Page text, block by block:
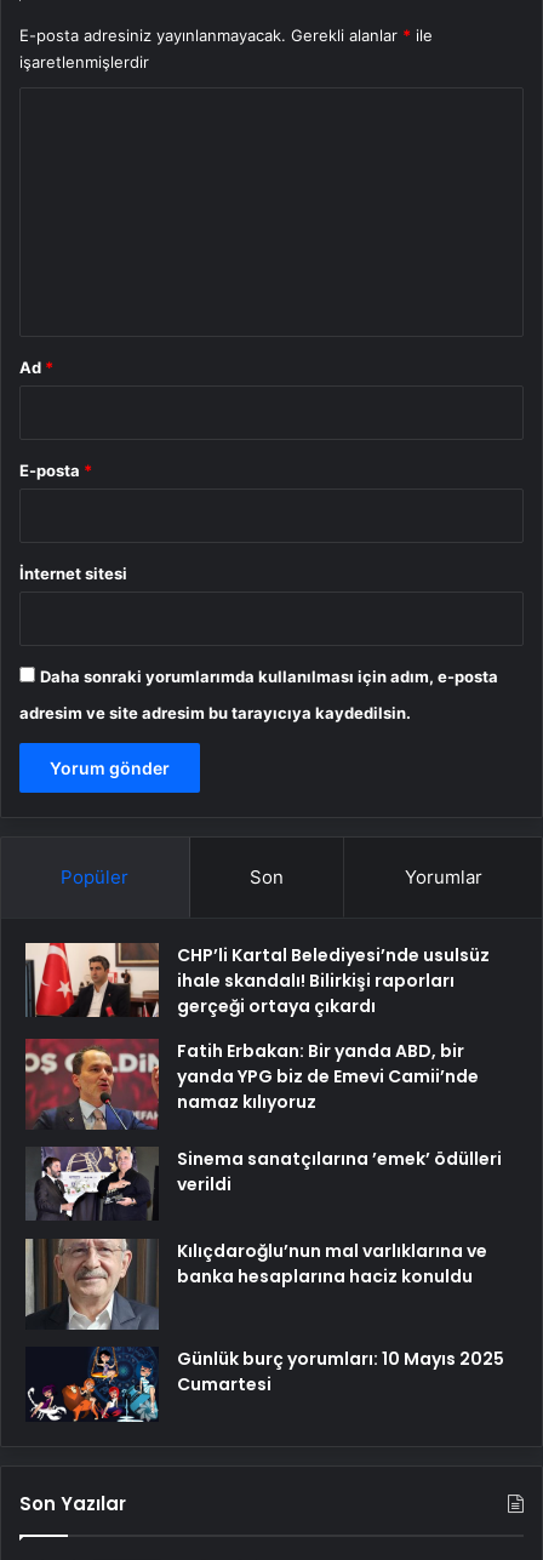
E-posta adresiniz yayınlanmayacak. Gerekli alanlar * ile
işaretlenmişlerdir
Ad *
E-posta *
İnternet sitesi
Daha sonraki yorumlarımda kullanılması için adım, e-posta
adresim ve site adresim bu tarayıcıya kaydedilsin.
Popüler Son Yorumlar
CHP’li Kartal Belediyesi’nde usulsüz
ihale skandalı! Bilirkişi raporları
gerçeği ortaya çıkardı
Fatih Erbakan: Bir yanda ABD, bir
yanda YPG biz de Emevi Camii’nde
namaz kılıyoruz
Sinema sanatçılarına ’emek’ ödülleri
verildi
Kılıçdaroğlu’nun mal varlıklarına ve
banka hesaplarına haciz konuldu
Günlük burç yorumları: 10 Mayıs 2025
Cumartesi
Son Yazılar